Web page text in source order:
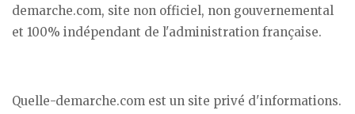
demarche.com, site non officiel, non gouvernemental
et 100% indépendant de l'administration française.
Quelle-demarche.com est un site privé d'informations.